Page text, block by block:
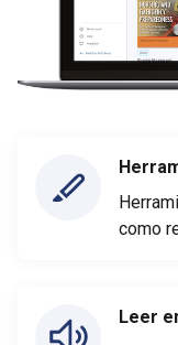
como
Leer